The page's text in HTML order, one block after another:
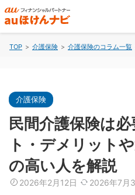
ランキングから選ぶ
保険を比較する
保険会社から探す
保険のコラムを読む
TOP 介護保険 介護保険のコラム一覧
介護保険
民間介護保険は
ト・デメリット
の高い人を解説
2026年2月12日 2026年7月